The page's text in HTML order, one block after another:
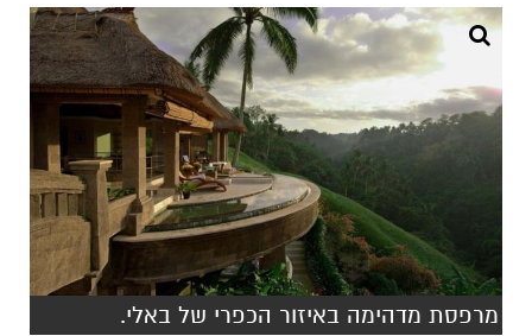
מרפסת מדהימה באיזור הכפרי של באלי.